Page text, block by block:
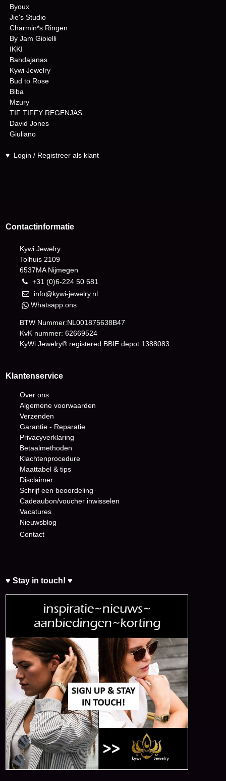
Byoux
Jie's Studio
Charmin*s Ringen
By Jam Gioielli
IKKI
Bandajanas
Kywi Jewelry
Bud to Rose
Biba
Mzury
TIF TIFFY REGENJAS
David Jones
Giuliano
♥ Login / Registreer als klant
Contactinformatie
Kywi Jewelry
Tolhuis 2109
6537MA Nijmegen
+31 (0)6-224 50 681
info@kywi-jewelry.nl
Whatsapp ons
BTW Nummer:NL001875638B47
KvK nummer: 62669524
KyWi Jewelry® registered BBIE depot 1388083
Klantenservice
Over ons
Algemene voorwaarden
Verzenden
Garantie - Reparatie
Privacyverklaring
Betaalmethoden
Klachtenprocedure
Maattabel & tips
Disclaimer
Schrijf een beoordeling
Cadeaubon/voucher inwisselen
Vacatures
Nieuwsblog
Contact
♥ Stay in touch! ♥